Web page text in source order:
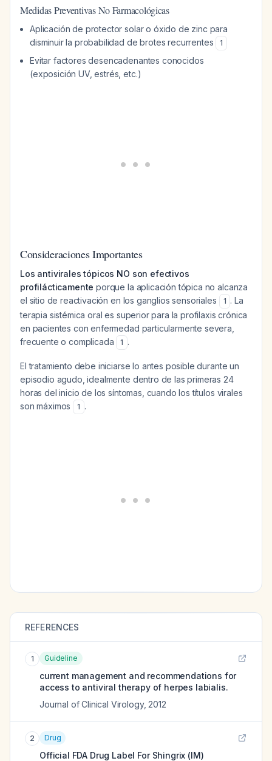
Medidas Preventivas No Farmacológicas
Aplicación de protector solar o óxido de zinc para
disminuir la probabilidad de brotes recurrentes
1
Evitar factores desencadenantes conocidos
(exposición UV, estrés, etc.)
Consideraciones Importantes
Los antivirales tópicos NO son efectivos
profilácticamente porque la aplicación tópica no alcanza
el sitio de reactivación en los ganglios sensoriales
1 . La
terapia sistémica oral es superior para la profilaxis crónica
en pacientes con enfermedad particularmente severa,
frecuente o complicada
1 .
El tratamiento debe iniciarse lo antes posible durante un
episodio agudo, idealmente dentro de las primeras 24
horas del inicio de los síntomas, cuando los títulos virales
son máximos
1 .
REFERENCES
1 Guideline
current management and recommendations for
access to antiviral therapy of herpes labialis.
Journal of Clinical Virology, 2012
2 Drug
Official FDA Drug Label For Shingrix (IM)